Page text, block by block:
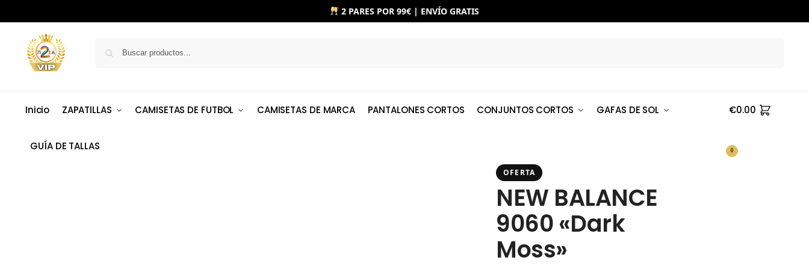
2 PARES POR 99€ | ENVÍO GRATIS
Inicio ZAPATILLAS CAMISETAS DE FUTBOL CAMISETAS DE MARCA PANTALONES CORTOS CONJUNTOS CORTOS GAFAS DE SOL
GUÍA DE TALLAS
€0.00
0
OFERTA
NEW BALANCE
9060 «Dark
Moss»